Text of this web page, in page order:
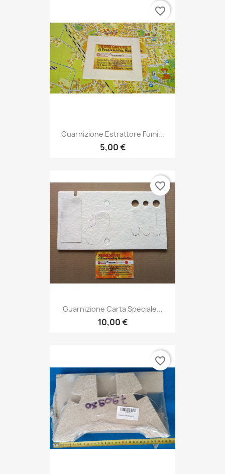
Guarnizione Estrattore Fumi...
5,00 €
favorite_border
Guarnizione Carta Speciale...
10,00 €
favorite_border
favorite_border